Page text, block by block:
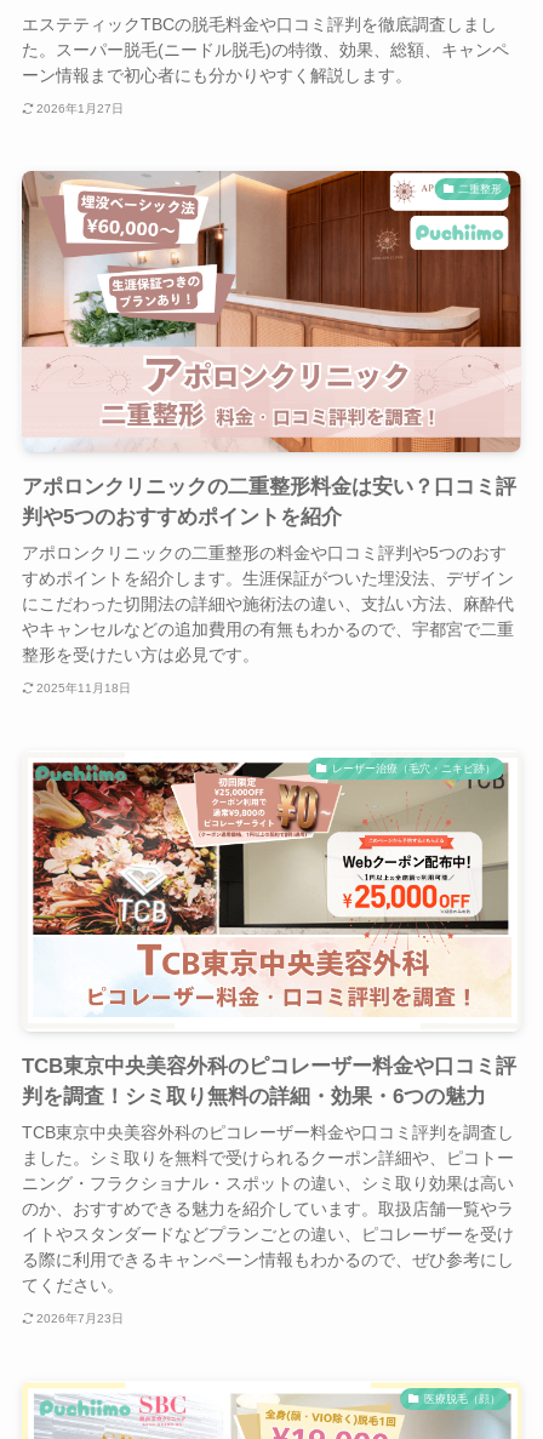
エステティックTBCの脱毛料金や口コミ評判を徹底調査しまし
た。スーパー脱毛(ニードル脱毛)の特徴、効果、総額、キャンペ
ーン情報まで初心者にも分かりやすく解説します。
2026年1月27日
二重整形
アポロンクリニックの二重整形料金は安い？口コミ評
判や5つのおすすめポイントを紹介
アポロンクリニックの二重整形の料金や口コミ評判や5つのおす
すめポイントを紹介します。生涯保証がついた埋没法、デザイン
にこだわった切開法の詳細や施術法の違い、支払い方法、麻酔代
やキャンセルなどの追加費用の有無もわかるので、宇都宮で二重
整形を受けたい方は必見です。
2025年11月18日
レーザー治療（毛穴・ニキビ跡）
TCB東京中央美容外科のピコレーザー料金や口コミ評
判を調査！シミ取り無料の詳細・効果・6つの魅力
TCB東京中央美容外科のピコレーザー料金や口コミ評判を調査し
ました。シミ取りを無料で受けられるクーポン詳細や、ピコトー
ニング・フラクショナル・スポットの違い、シミ取り効果は高い
のか、おすすめできる魅力を紹介しています。取扱店舗一覧やラ
イトやスタンダードなどプランごとの違い、ピコレーザーを受け
る際に利用できるキャンペーン情報もわかるので、ぜひ参考にし
てください。
2026年7月23日
医療脱毛（顔）